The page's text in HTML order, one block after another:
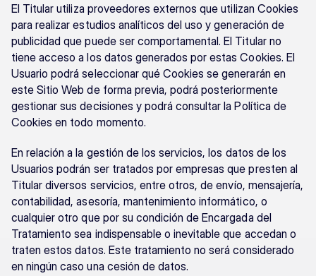
El Titular utiliza proveedores externos que utilizan Cookies
para realizar estudios analíticos del uso y generación de
publicidad que puede ser comportamental. El Titular no
tiene acceso a los datos generados por estas Cookies. El
Usuario podrá seleccionar qué Cookies se generarán en
este Sitio Web de forma previa, podrá posteriormente
gestionar sus decisiones y podrá consultar la Política de
Cookies en todo momento.
En relación a la gestión de los servicios, los datos de los
Usuarios podrán ser tratados por empresas que presten al
Titular diversos servicios, entre otros, de envío, mensajería,
contabilidad, asesoría, mantenimiento informático, o
cualquier otro que por su condición de Encargada del
Tratamiento sea indispensable o inevitable que accedan o
traten estos datos. Este tratamiento no será considerado
en ningún caso una cesión de datos.